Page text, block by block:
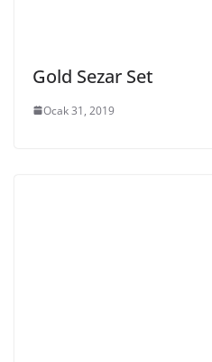
Gold Sezar Set
Ocak 31, 2019